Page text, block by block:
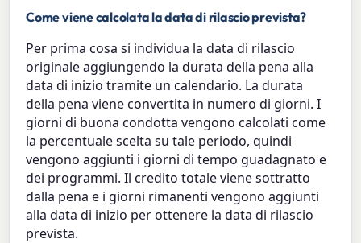
Come viene calcolata la data di rilascio prevista?
Per prima cosa si individua la data di rilascio
originale aggiungendo la durata della pena alla
data di inizio tramite un calendario. La durata
della pena viene convertita in numero di giorni. I
giorni di buona condotta vengono calcolati come
la percentuale scelta su tale periodo, quindi
vengono aggiunti i giorni di tempo guadagnato e
dei programmi. Il credito totale viene sottratto
dalla pena e i giorni rimanenti vengono aggiunti
alla data di inizio per ottenere la data di rilascio
prevista.